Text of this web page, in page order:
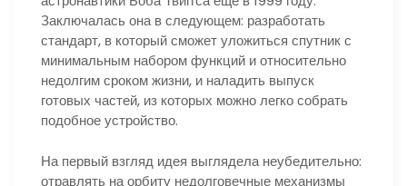
Заключалась она в следующем: разработать
стандарт, в который сможет уложиться спутник с
минимальным набором функций и относительно
недолгим сроком жизни, и наладить выпуск
готовых частей, из которых можно легко собрать
подобное устройство.
На первый взгляд идея выглядела неубедительно:
отравлять на орбиту недолговечные механизмы